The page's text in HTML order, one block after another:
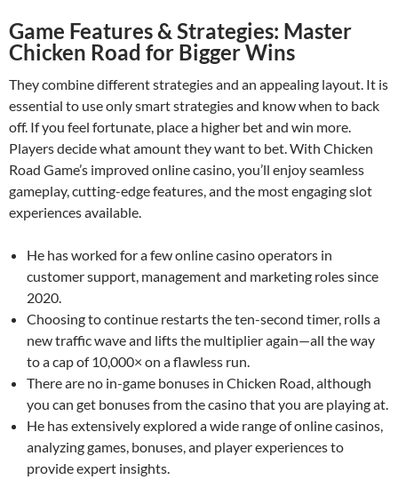
Game Features & Strategies: Master
Chicken Road for Bigger Wins
They combine different strategies and an appealing layout. It is
essential to use only smart strategies and know when to back
off. If you feel fortunate, place a higher bet and win more.
Players decide what amount they want to bet. With Chicken
Road Game’s improved online casino, you’ll enjoy seamless
gameplay, cutting-edge features, and the most engaging slot
experiences available.
He has worked for a few online casino operators in
customer support, management and marketing roles since
2020.
Choosing to continue restarts the ten-second timer, rolls a
new traffic wave and lifts the multiplier again—all the way
to a cap of 10,000× on a flawless run.
There are no in-game bonuses in Chicken Road, although
you can get bonuses from the casino that you are playing at.
He has extensively explored a wide range of online casinos,
analyzing games, bonuses, and player experiences to
provide expert insights.